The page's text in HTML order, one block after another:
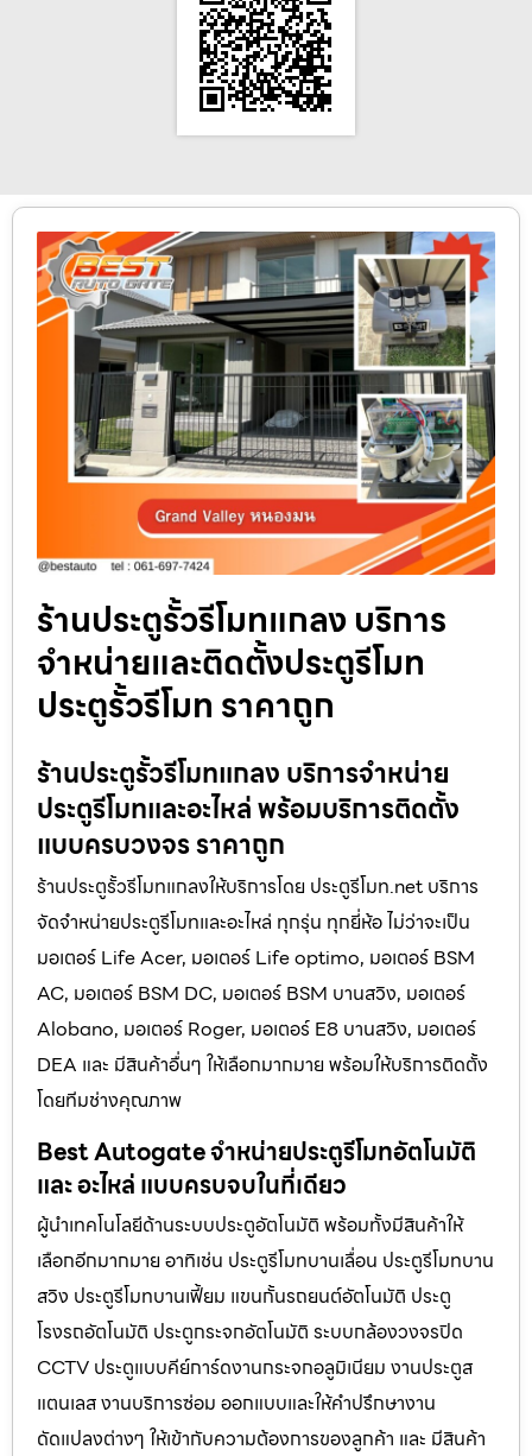
ร้านประตูรั้วรีโมทแกลง บริการ
จำหน่ายและติดตั้งประตูรีโมท
ประตูรั้วรีโมท ราคาถูก
ร้านประตูรั้วรีโมทแกลง บริการจำหน่าย
ประตูรีโมทและอะไหล่ พร้อมบริการติดตั้ง
แบบครบวงจร ราคาถูก
ร้านประตูรั้วรีโมทแกลงให้บริการโดย ประตูรีโมท.net บริการ
จัดจำหน่ายประตูรีโมทและอะไหล่ ทุกรุ่น ทุกยี่ห้อ ไม่ว่าจะเป็น
มอเตอร์ Life Acer, มอเตอร์ Life optimo, มอเตอร์ BSM
AC, มอเตอร์ BSM DC, มอเตอร์ BSM บานสวิง, มอเตอร์
Alobano, มอเตอร์ Roger, มอเตอร์ E8 บานสวิง, มอเตอร์
DEA และ มีสินค้าอื่นๆ ให้เลือกมากมาย พร้อมให้บริการติดตั้ง
โดยทีมช่างคุณภาพ
Best Autogate จำหน่ายประตูรีโมทอัตโนมัติ
และ อะไหล่ แบบครบจบในที่เดียว
ผู้นำเทคโนโลยีด้านระบบประตูอัตโนมัติ พร้อมทั้งมีสินค้าให้
เลือกอีกมากมาย อาทิเช่น ประตูรีโมทบานเลื่อน ประตูรีโมทบาน
สวิง ประตูรีโมทบานเฟี้ยม แขนกั้นรถยนต์อัตโนมัติ ประตู
โรงรถอัตโนมัติ ประตูกระจกอัตโนมัติ ระบบกล้องวงจรปิด
CCTV ประตูแบบคีย์การ์ดงานกระจกอลูมิเนียม งานประตูส
แตนเลส งานบริการซ่อม ออกแบบและให้คำปรึกษางาน
ดัดแปลงต่างๆ ให้เข้ากับความต้องการของลูกค้า และ มีสินค้า